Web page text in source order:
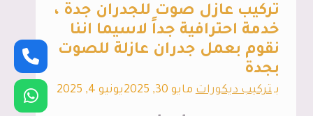
بأفضل
تركيب
ديكور
حفر
خشب
تركيب عازل صوت للجدران جدة ،
خدمة احترافية جداً لاسيما اننا
نقوم بعمل جدران عازلة للصوت
بجدة
بـتركيب ديكورات مايو 30, 2025 يونيو 4, 2025